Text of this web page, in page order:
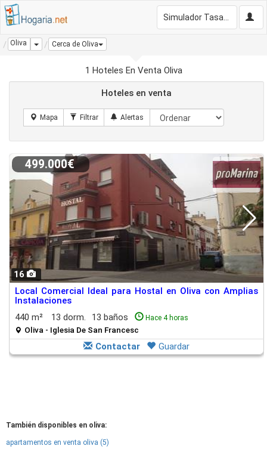
Oliva Dropdown
Cerca de Oliva
1 Hoteles En Venta Oliva
Hoteles en venta
16
499.000€
Local Comercial Ideal para Hostal en Oliva con Amplias
Instalaciones
440 m²
13 dorm. 13 baños Hace 4 horas
Oliva - Iglesia De San Francesc
Contactar Guardar
También disponibles en oliva:
apartamentos en venta oliva (5)